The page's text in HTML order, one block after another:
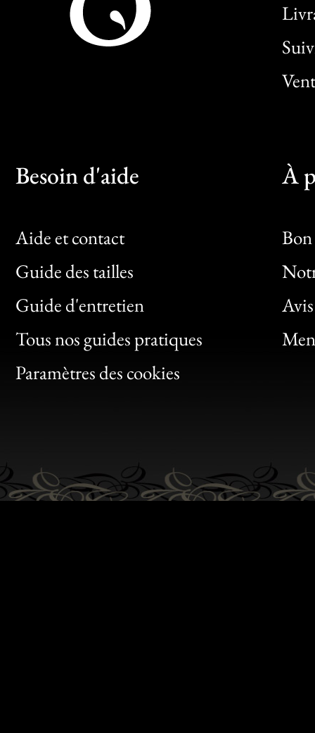
Besoin d'aide
Aide et contact
Guide des tailles
Guide d'entretien
Tous nos guides pratiques
Paramètres des cookies
À
Bon
Clic